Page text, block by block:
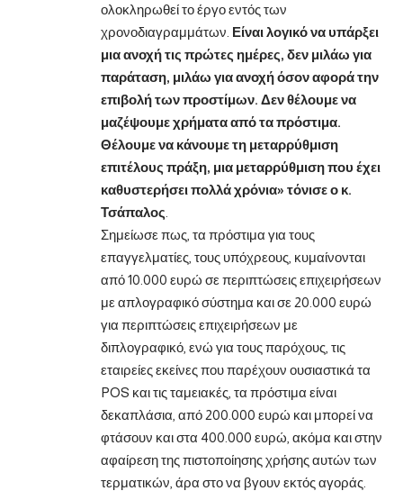
ολοκληρωθεί το έργο εντός των
χρονοδιαγραμμάτων. Είναι λογικό να υπάρξει
μια ανοχή τις πρώτες ημέρες, δεν μιλάω για
παράταση, μιλάω για ανοχή όσον αφορά την
επιβολή των προστίμων. Δεν θέλουμε να
μαζέψουμε χρήματα από τα πρόστιμα.
Θέλουμε να κάνουμε τη μεταρρύθμιση
επιτέλους πράξη, μια μεταρρύθμιση που έχει
καθυστερήσει πολλά χρόνια» τόνισε ο κ.
Τσάπαλος
Σημείωσε πως, τα πρόστιμα για τους
επαγγελματίες, τους υπόχρεους, κυμαίνονται
από 10.000 ευρώ σε περιπτώσεις επιχειρήσεων
με απλογραφικό σύστημα και σε 20.000 ευρώ
για περιπτώσεις επιχειρήσεων με
διπλογραφικό, ενώ για τους παρόχους, τις
εταιρείες εκείνες που παρέχουν ουσιαστικά τα
POS και τις ταμειακές, τα πρόστιμα είναι
δεκαπλάσια, από 200.000 ευρώ και μπορεί να
φτάσουν και στα 400.000 ευρώ, ακόμα και στην
αφαίρεση της πιστοποίησης χρήσης αυτών των
τερματικών, άρα στο να βγουν εκτός αγοράς.